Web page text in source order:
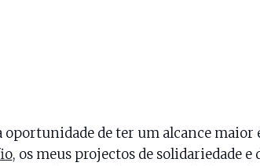
de ter um alcance maior
, os meus projectos de solidariedade e